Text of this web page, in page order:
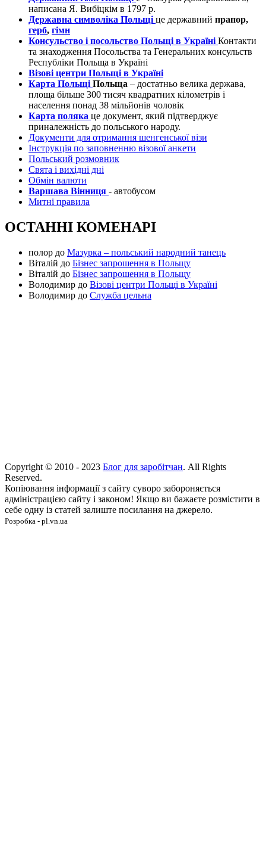
написана Я. Вибіцкім в 1797 р.
Державна символіка Польщі це державний прапор,
герб, гімн
Консульство і посольство Польщі в Україні Контакти
та знаходження Посольства та Генеральних консульств
Республіки Польща в Україні
Візові центри Польщі в Україні
Карта Польщі Польща – достатньо велика держава,
площа більше 300 тисяч квадратних кілометрів і
населення понад 38 мільйонів чоловік
Карта поляка це документ, який підтверджує
приналежність до польського народу.
Документи для отримання шенгенської візи
Інструкція по заповненню візової анкети
Польський розмовник
Свята і вихідні дні
Обмін валюти
Варшава Вінниця - автобусом
Митні правила
ОСТАННІ КОМЕНАРІ
полор до Мазурка – польський народний танець
Віталій до Бізнес запрошення в Польщу
Віталій до Бізнес запрошення в Польщу
Володимир до Візові центри Польщі в Україні
Володимир до Служба цельна
Copyright © 2010 - 2023 Блог для заробітчан. All Rights
Reserved.
Копіювання інформації з сайту суворо забороняється
адміністрацією сайту і законом! Якщо ви бажаєте розмістити в
себе одну із статей залиште посилання на джерело.
Розробка - pl.vn.ua